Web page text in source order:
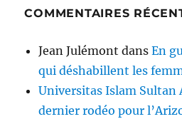
COMMENTAIRES
Jean Julémont dansEn
qui déshabillent les
Universitas Islam Sultan
dernier rodéo pour